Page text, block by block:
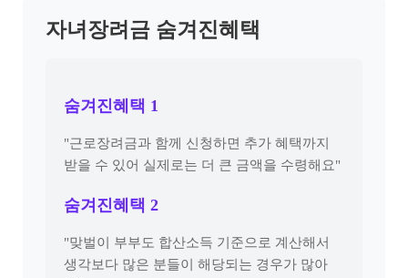
자녀장려금 숨겨진혜택
숨겨진혜택 1
"근로장려금과 함께 신청하면 추가 혜택까지
받을 수 있어 실제로는 더 큰 금액을 수령해요"
숨겨진혜택 2
"맞벌이 부부도 합산소득 기준으로 계산해서
생각보다 많은 분들이 해당되는 경우가 많아